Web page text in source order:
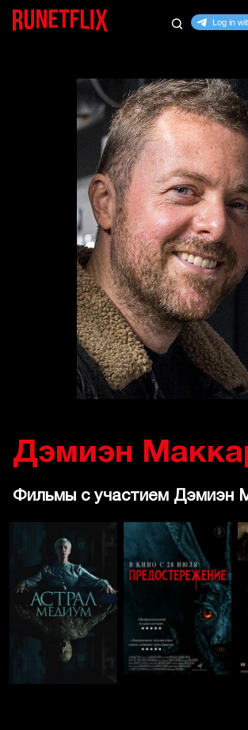
Дэмиэн
Фильмы с участием Дэмиэн